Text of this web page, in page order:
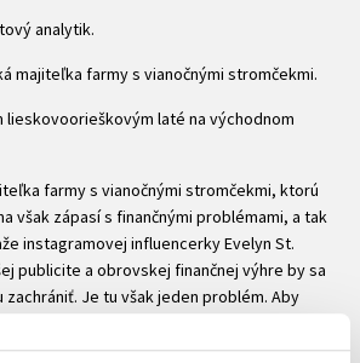
analytik.
majiteľka farmy s vianočnými stromčekmi.
lieskovoorieškovým laté na východnom
farmy s vianočnými stromčekmi, ktorú
však zápasí s finančnými problémami, a tak
instagramovej influencerky Evelyn St.
publicite a obrovskej finančnej výhre by sa
Je tu však jeden problém. Aby
so svojím priateľom... ibaže nik taký